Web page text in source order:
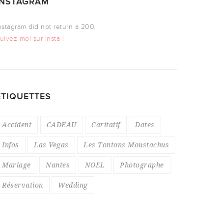
did not return a 200.
moi sur Insta !
Accident CADEAU Caritatif Dates
Infos Las Vegas Les Tontons Moustachus
Mariage Nantes NOEL Photographe
Réservation Wedding